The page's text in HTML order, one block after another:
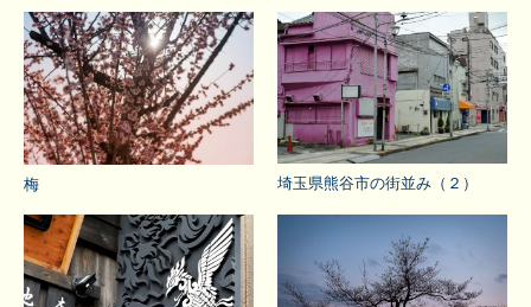
梅 埼玉県熊谷市の街並み（２）